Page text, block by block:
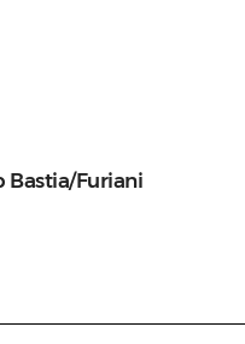
Bastia/Furiani